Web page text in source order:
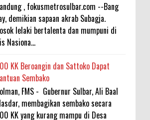
, fokusmetrosulbar.com --Bang
demikian sapaan akrab Subagja.
lelaki bertalenta dan mumpuni di
Nasiona...
KK Beroangin dan Sattoko Dapat
Sembako
FMS - Gubernur Sulbar, Ali Baal
membagikan sembako secara
KK yang kurang mampu di Desa